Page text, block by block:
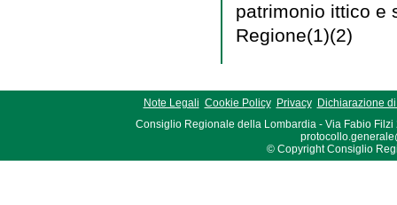
patrimonio ittico e
Regione(1)(2)
Note Legali Cookie Policy Privacy
Dichiarazione
Consiglio Regionale della Lombardia - Via Fabio Filzi
© Copyright Consiglio